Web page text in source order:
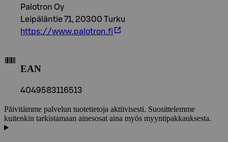
Palotron Oy
Leipäläntie 71, 20300 Turku
https://www.palotron.fi
EAN
4049583116513
Päivitämme palvelun tuotetietoja aktiivisesti. Suosittelemme
kuitenkin tarkistamaan ainesosat aina myös myyntipakkauksesta.